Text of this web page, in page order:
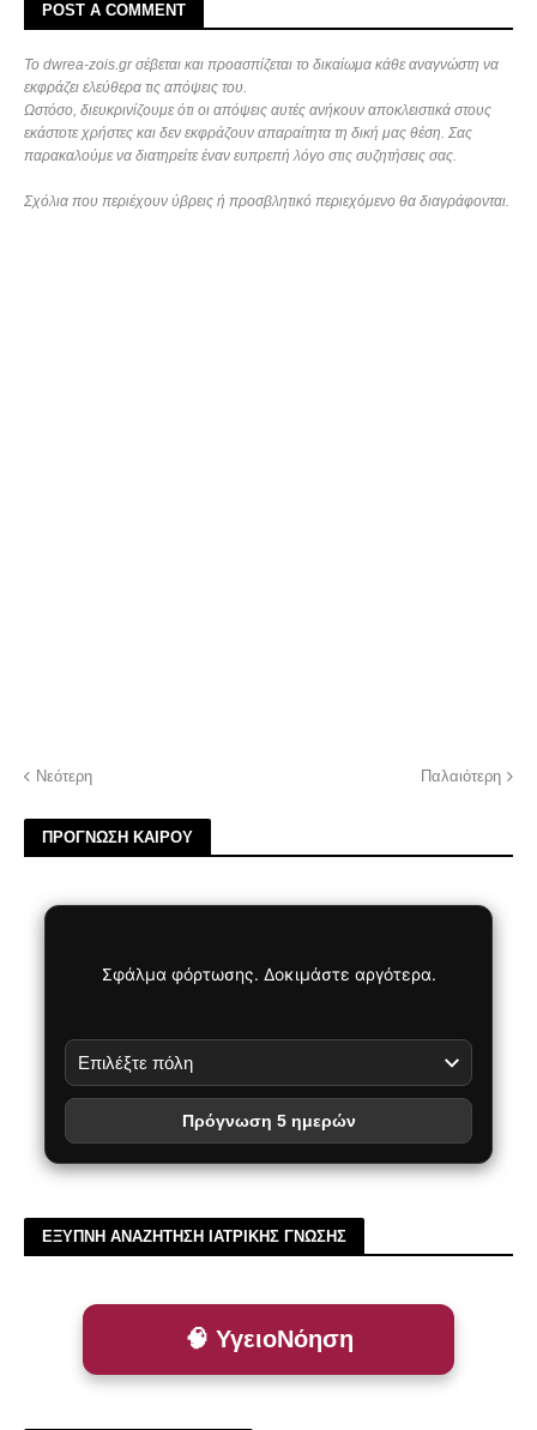
POST A COMMENT
Το dwrea-zois.gr σέβεται και προασπίζεται το δικαίωμα κάθε αναγνώστη να
εκφράζει ελεύθερα τις απόψεις του.
Ωστόσο, διευκρινίζουμε ότι οι απόψεις αυτές ανήκουν αποκλειστικά στους
εκάστοτε χρήστες και δεν εκφράζουν απαραίτητα τη δική μας θέση. Σας
παρακαλούμε να διατηρείτε έναν ευπρεπή λόγο στις συζητήσεις σας.
Σχόλια που περιέχουν ύβρεις ή προσβλητικό περιεχόμενο θα διαγράφονται.
Νεότερη Παλαιότερη
ΠΡΟΓΝΩΣΗ ΚΑΙΡΟΥ
Σφάλμα φόρτωσης. Δοκιμάστε αργότερα.
Πρόγνωση 5 ημερών
ΕΞΥΠΝΗ ΑΝΑΖΗΤΗΣΗ ΙΑΤΡΙΚΗΣ ΓΝΩΣΗΣ
🧠 ΥγειοΝόηση